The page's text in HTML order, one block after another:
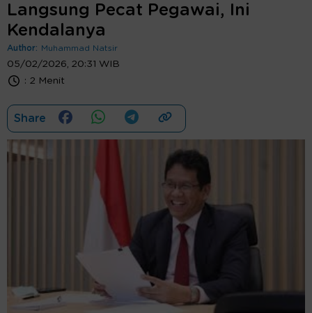
Langsung Pecat Pegawai, Ini
Kendalanya
Author: Muhammad Natsir
05/02/2026, 20:31 WIB
: 2 Menit
Share